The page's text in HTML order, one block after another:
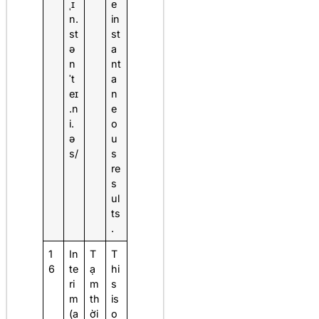
ˌɪ
n.
st
ə
n
ˈt
eɪ
.n
i.
ə
s/
e
in
st
a
nt
a
n
e
o
u
s
re
s
ul
ts
.
1
6
In
te
ri
m
(a
T
ạ
m
th
ời
T
hi
s
is
o